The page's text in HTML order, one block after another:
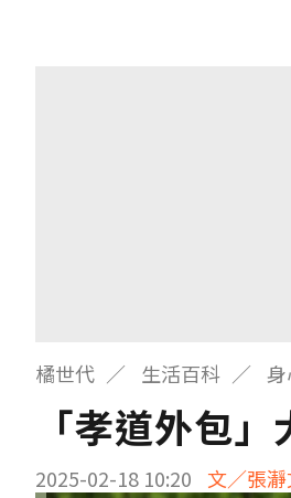
橘世代 生活百科
「孝道外包
2025-02-18 10:20 文／張